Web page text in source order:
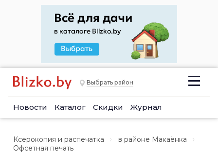
Выбрать район
Новости Каталог Скидки Журнал
Ксерокопия и распечатка
в районе Макаёнка
Офсетная печать